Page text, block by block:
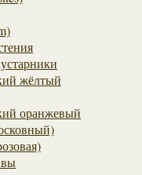
жёлтый
оранжевый